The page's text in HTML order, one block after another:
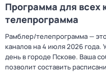
Программа для всех
телепрограмма
Рамблер/телепрограмма —
каналов на 4 июля 2026 года.
день в городе Пскове. Ваша
позволит составить